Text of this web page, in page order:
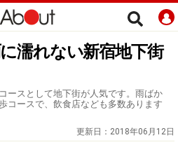
濡れない新宿地下街
ースとして地下街が人気です。雨ばか
コースで、飲食店なども多数あります
更新日： 2018年06月12日